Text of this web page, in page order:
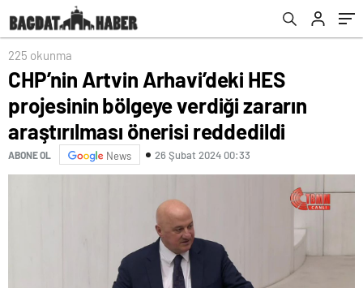
reddedildi
225 okunma
CHP’nin Artvin Arhavi’deki HES
projesinin bölgeye verdiği zararın
araştırılması önerisi reddedildi
ABONE OL News 26 Şubat 2024 00:33